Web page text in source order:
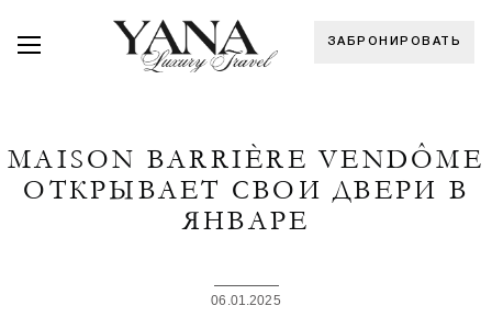
ЗАБРОНИРОВАТЬ
MAISON BARRIÈRE VENDÔME
ОТКРЫВАЕТ СВОИ ДВЕРИ В
ЯНВАРЕ
06.01.2025